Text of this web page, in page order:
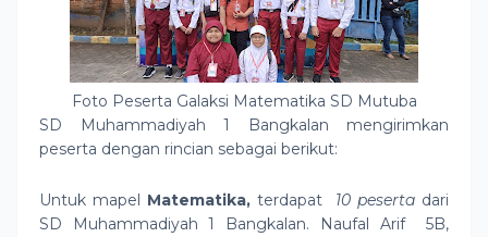
Foto Peserta Galaksi Matematika SD Mutuba
SD Muhammadiyah 1 Bangkalan mengirimkan
peserta dengan rincian sebagai berikut:
Untuk mapel Matematika, terdapat 10 peserta dari
SD Muhammadiyah 1 Bangkalan.
Naufal Arif 5B,